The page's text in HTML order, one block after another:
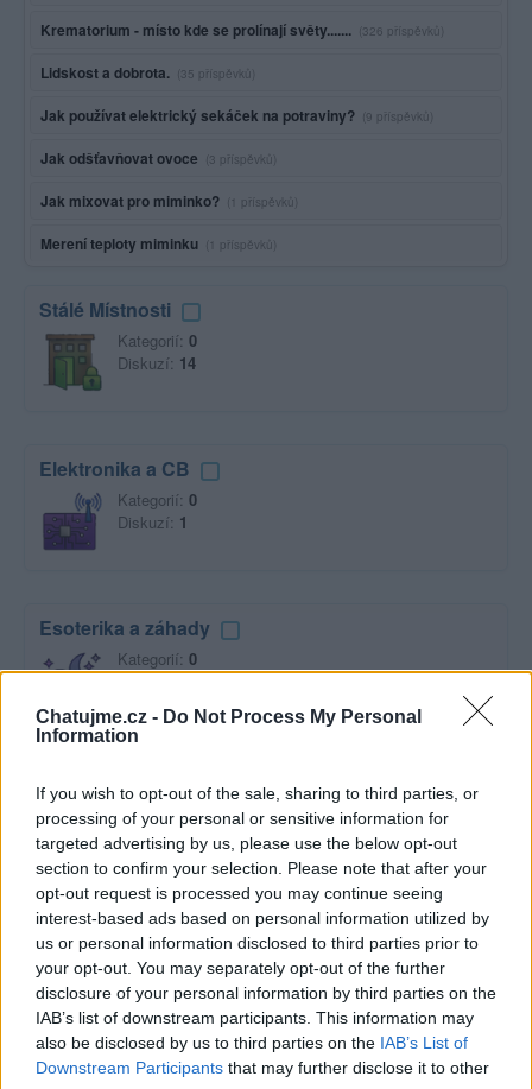
Chatujme.cz - Do Not Process My Personal
Information
If you wish to opt-out of the sale, sharing to third parties, or
processing of your personal or sensitive information for
targeted advertising by us, please use the below opt-out
section to confirm your selection. Please note that after your
opt-out request is processed you may continue seeing
interest-based ads based on personal information utilized by
us or personal information disclosed to third parties prior to
your opt-out. You may separately opt-out of the further
disclosure of your personal information by third parties on the
IAB’s list of downstream participants. This information may
also be disclosed by us to third parties on the IAB’s List of
Downstream Participants that may further disclose it to other
Krematorium - místo kde se prolínají světy....... (326 příspěvků)
Lidskost a dobrota. (35 příspěvků)
Jak používat elektrický sekáček na potraviny? (9 příspěvků)
Jak odšťavňovat ovoce (3 příspěvků)
Jak mixovat pro miminko? (1 příspěvků)
Merení teploty miminku (1 příspěvků)
Stálé Místnosti
Kategorií: 0
Diskuzí: 14
Elektronika a CB
Kategorií: 0
Diskuzí: 1
Esoterika a záhady
Kategorií: 0
Diskuzí:9
Film a televize
Kategorií:2
Diskuzí:19
Hudba
Kategorií:0
Diskuzí:47